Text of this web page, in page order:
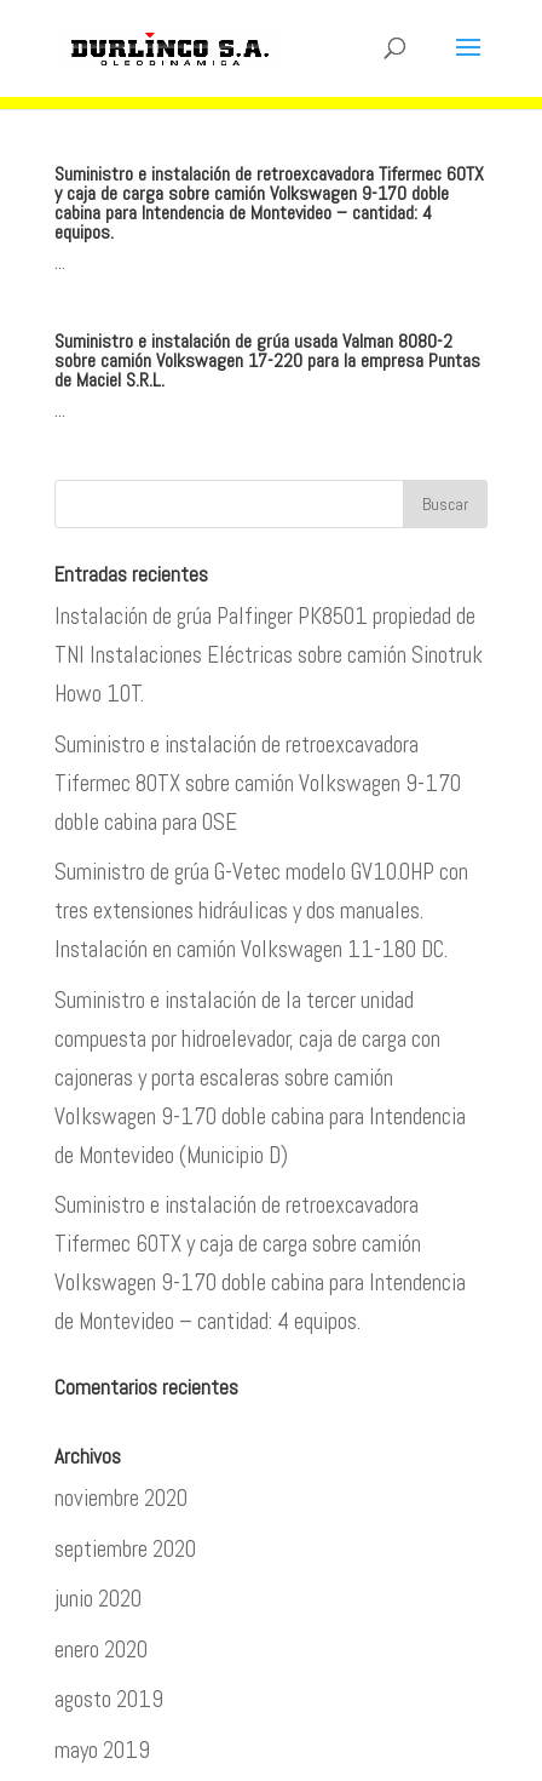
Suministro e instalación de retroexcavadora Tifermec 60TX
y caja de carga sobre camión Volkswagen 9-170 doble
cabina para Intendencia de Montevideo – cantidad: 4
equipos.
...
Suministro e instalación de grúa usada Valman 8080-2
sobre camión Volkswagen 17-220 para la empresa Puntas
de Maciel S.R.L.
...
Entradas recientes
Instalación de grúa Palfinger PK8501 propiedad de
TNI Instalaciones Eléctricas sobre camión Sinotruk
Howo 10T.
Suministro e instalación de retroexcavadora
Tifermec 80TX sobre camión Volkswagen 9-170
doble cabina para OSE
Suministro de grúa G-Vetec modelo GV10.0HP con
tres extensiones hidráulicas y dos manuales.
Instalación en camión Volkswagen 11-180 DC.
Suministro e instalación de la tercer unidad
compuesta por hidroelevador, caja de carga con
cajoneras y porta escaleras sobre camión
Volkswagen 9-170 doble cabina para Intendencia
de Montevideo (Municipio D)
Suministro e instalación de retroexcavadora
Tifermec 60TX y caja de carga sobre camión
Volkswagen 9-170 doble cabina para Intendencia
de Montevideo – cantidad: 4 equipos.
Comentarios recientes
Archivos
noviembre 2020
septiembre 2020
junio 2020
enero 2020
agosto 2019
mayo 2019